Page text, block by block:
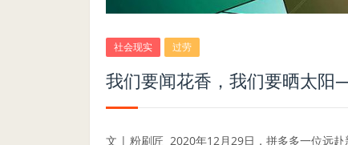
社会现实 过劳
我们要闻花香，我们要晒太阳
文 | 粉刷匠 2020年12月29日，拼多多一位远赴